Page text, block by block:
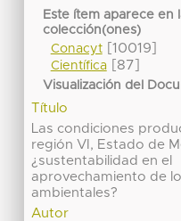
Este ítem aparece en
colección(ones)
Conacyt[10019]
Científica[87]
Visualización del
Título
Las condiciones
región VI, Estado de
¿sustentabilidad en el
aprovechamiento de
ambientales?
Autor